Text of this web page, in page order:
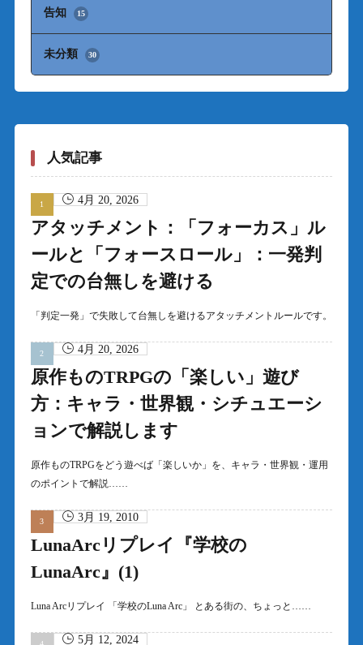
告知 15
未分類 30
人気記事
4月 20, 2026
アタッチメント：「フォーカス」ル
ールと「フォースロール」：一発判
定での台無しを避ける
「判定一発」で失敗して台無しを避けるアタッチメントルールです。
4月 20, 2026
原作ものTRPGの「楽しい」遊び
方：キャラ・世界観・シチュエーシ
ョンで解説します
原作ものTRPGをどう遊べば「楽しいか」を、キャラ・世界観・運用
のポイントで解説……
3月 19, 2010
LunaArcリプレイ『学校の
LunaArc』(1)
Luna Arcリプレイ 「学校のLuna Arc」 とある街の、ちょっと……
5月 12, 2024